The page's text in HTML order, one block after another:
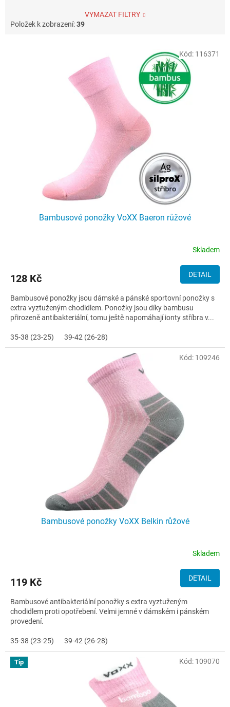
VYMAZAT FILTRY
Položek k zobrazení:39
Bambusové ponožky VoXX Baeron růžové
Skladem
128 Kč DETAIL
Bambusové ponožky jsou dámské a pánské sportovní ponožky s
extra vyztuženým chodidlem. Ponožky jsou díky bambusu
přirozeně antibakteriální, tomu ještě napomáhají ionty stříbra v...
35-38 (23-25) 39-42 (26-28)
Kód: 116371
Bambusové ponožky VoXX Belkin růžové
Skladem
119 Kč DETAIL
Bambusové antibakteriální ponožky s extra vyztuženým
chodidlem proti opotřebení. Velmi jemné v dámském i pánském
provedení.
35-38 (23-25) 39-42 (26-28)
Kód: 109246
Tip Kód: 109070